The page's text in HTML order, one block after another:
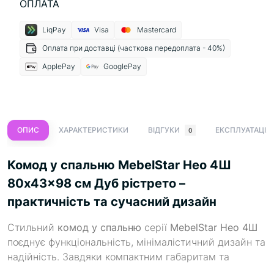
ОПЛАТА
LiqPay Visa
Mastercard
Оплата при доставці (часткова передоплата - 40%)
ApplePay
GooglePay
ОПИС ХАРАКТЕРИСТИКИ ВІДГУКИ 0 ЕКСПЛУАТАЦІЯ
Комод у спальню MebelStar Нео 4Ш
80x43x98 см Дуб рістрето –
практичність та сучасний дизайн
Стильний комод у спальню серії MebelStar Нео 4Ш
поєднує функціональність, мінімалістичний дизайн та
надійність. Завдяки компактним габаритам та